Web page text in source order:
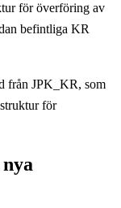
för överföring av
befintliga KR
från JPK_KR, som
för